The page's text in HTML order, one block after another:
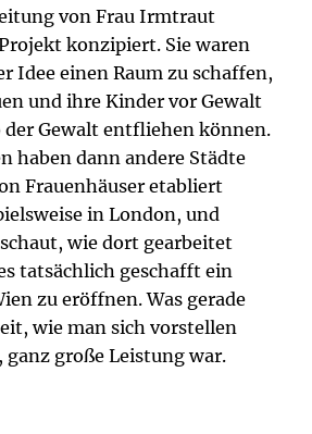
von Frau Irmtraut
konzipiert. Sie waren
Idee einen Raum zu schaffen,
und ihre Kinder vor Gewalt
der Gewalt entfliehen können.
haben dann andere Städte
Frauenhäuser etabliert
in London, und
wie dort gearbeitet
tatsächlich geschafft ein
zu eröffnen. Was gerade
wie man sich vorstellen
ganz große Leistung war.